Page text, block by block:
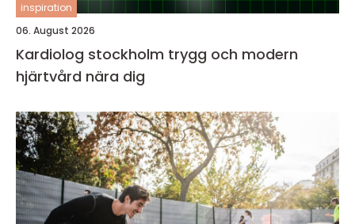
inspiration
06. August 2026
Kardiolog stockholm trygg och modern
hjärtvård nära dig